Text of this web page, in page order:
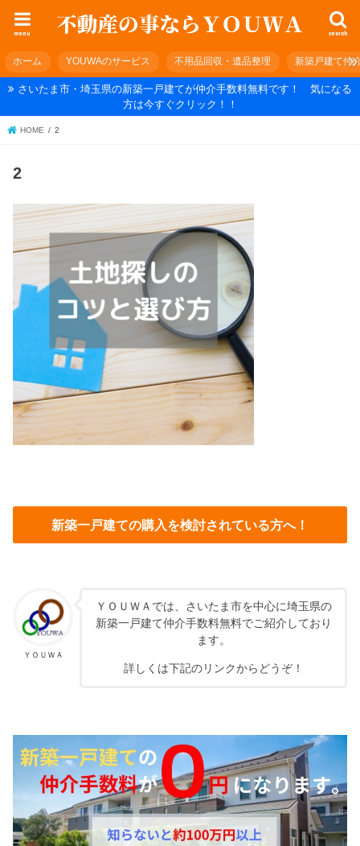
search
menu
ホーム YOUWAのサービス 不用品回収・遺品整理 新築戸建て仲
さいたま市・埼玉県の新築一戸建てが仲介手数料無料です！ 気になる
方は今すぐクリック！！
HOME 2
2
新築一戸建ての購入を検討されている方へ！
ＹＯＵＷＡ
ＹＯＵＷＡでは、さいたま市を中心に埼玉県の
新築一戸建て仲介手数料無料でご紹介しており
ます。
詳しくは下記のリンクからどうぞ！